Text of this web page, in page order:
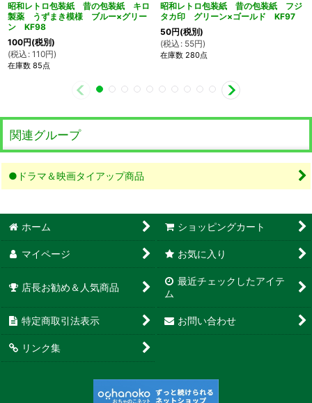
昭和レトロ包装紙 昔の包装紙 キロ
製薬 うずまき模様 ブルー×グリー
ン KF98
100円(税別)
(税込 : 110円)
在庫数 85点
昭和レトロ包装紙 昔の包装紙 フジ
タカ印 グリーン×ゴールド KF97
50円(税別)
(税込 : 55円)
在庫数 280点
関連グループ
●ドラマ＆映画タイアップ商品
ホーム ショッピングカート
マイページ お気に入り
店長お勧め＆人気商品
最近チェックしたアイテ
ム
特定商取引法表示 お問い合わせ
リンク集